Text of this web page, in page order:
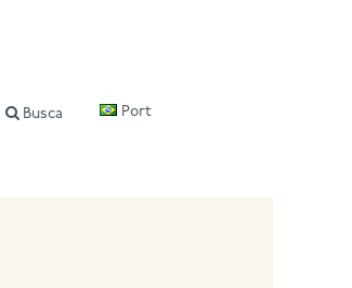
Busca Port